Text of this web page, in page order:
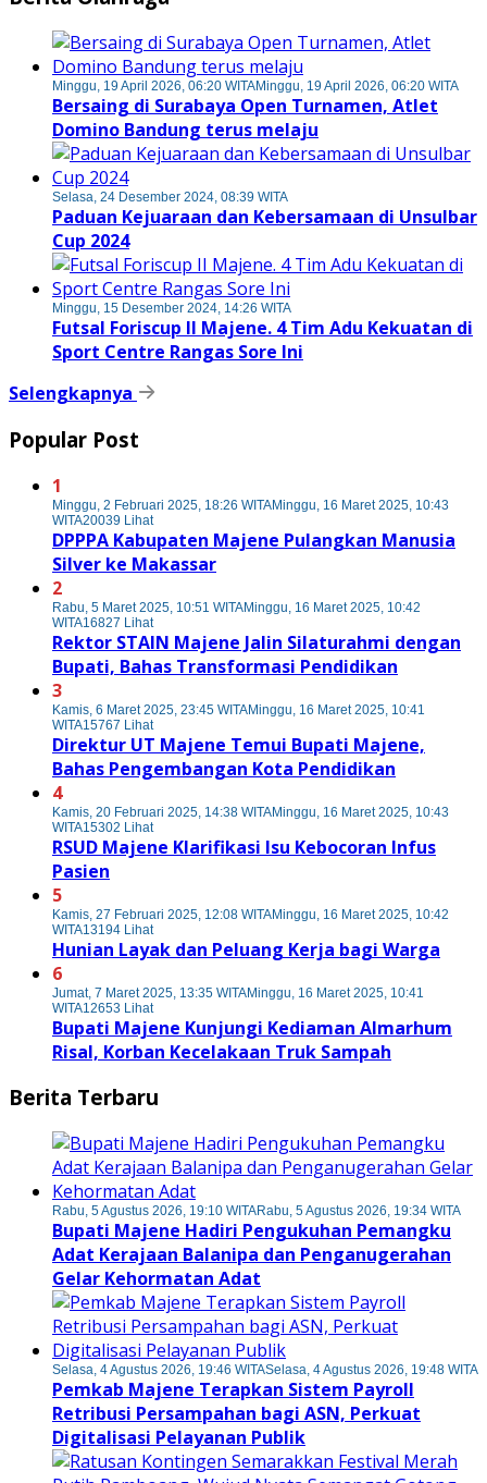
Minggu, 19 April 2026, 06:20 WITAMinggu, 19 April 2026, 06:20 WITA
Bersaing di Surabaya Open Turnamen, Atlet
Domino Bandung terus melaju
Selasa, 24 Desember 2024, 08:39 WITA
Paduan Kejuaraan dan Kebersamaan di Unsulbar
Cup 2024
Minggu, 15 Desember 2024, 14:26 WITA
Futsal Foriscup II Majene. 4 Tim Adu Kekuatan di
Sport Centre Rangas Sore Ini
Selengkapnya
Popular Post
1
Minggu, 2 Februari 2025, 18:26 WITAMinggu, 16 Maret 2025, 10:43
WITA20039 Lihat
DPPPA Kabupaten Majene Pulangkan Manusia
Silver ke Makassar
2
Rabu, 5 Maret 2025, 10:51 WITAMinggu, 16 Maret 2025, 10:42
WITA16827 Lihat
Rektor STAIN Majene Jalin Silaturahmi dengan
Bupati, Bahas Transformasi Pendidikan
3
Kamis, 6 Maret 2025, 23:45 WITAMinggu, 16 Maret 2025, 10:41
WITA15767 Lihat
Direktur UT Majene Temui Bupati Majene,
Bahas Pengembangan Kota Pendidikan
4
Kamis, 20 Februari 2025, 14:38 WITAMinggu, 16 Maret 2025, 10:43
WITA15302 Lihat
RSUD Majene Klarifikasi Isu Kebocoran Infus
Pasien
5
Kamis, 27 Februari 2025, 12:08 WITAMinggu, 16 Maret 2025, 10:42
WITA13194 Lihat
Hunian Layak dan Peluang Kerja bagi Warga
6
Jumat, 7 Maret 2025, 13:35 WITAMinggu, 16 Maret 2025, 10:41
WITA12653 Lihat
Bupati Majene Kunjungi Kediaman Almarhum
Risal, Korban Kecelakaan Truk Sampah
Berita Terbaru
Rabu, 5 Agustus 2026, 19:10 WITARabu, 5 Agustus 2026, 19:34 WITA
Bupati Majene Hadiri Pengukuhan Pemangku
Adat Kerajaan Balanipa dan Penganugerahan
Gelar Kehormatan Adat
Selasa, 4 Agustus 2026, 19:46 WITASelasa, 4 Agustus 2026, 19:48 WITA
Pemkab Majene Terapkan Sistem Payroll
Retribusi Persampahan bagi ASN, Perkuat
Digitalisasi Pelayanan Publik